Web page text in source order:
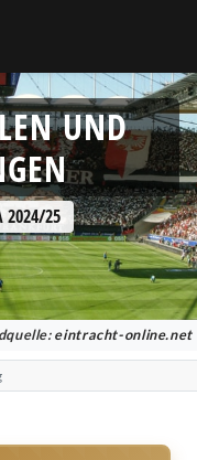
UND
2024/25
eintracht-online.net